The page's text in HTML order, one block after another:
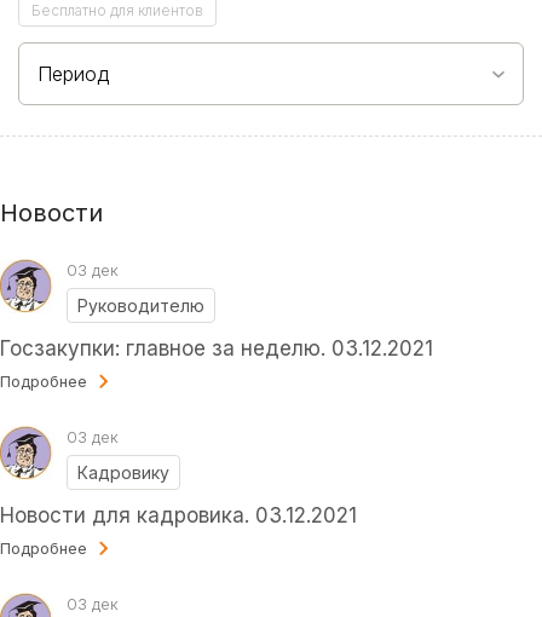
Бесплатно для клиентов
Период
Новости
Руководителю
03 дек
Госзакупки: главное за неделю. 03.12.2021
Подробнее
Кадровику
03 дек
Новости для кадровика. 03.12.2021
Подробнее
03 дек